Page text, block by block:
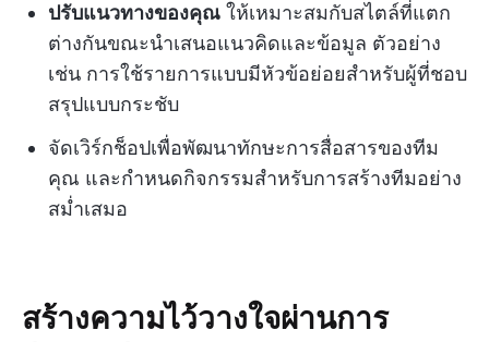
ปรับแนวทางของคุณ ให้เหมาะสมกับสไตล์ที่แตก
ต่างกันขณะนำเสนอแนวคิดและข้อมูล ตัวอย่าง
เช่น การใช้รายการแบบมีหัวข้อย่อยสำหรับผู้ที่ชอบ
สรุปแบบกระชับ
จัดเวิร์กช็อปเพื่อพัฒนาทักษะการสื่อสารของทีม
คุณ และกำหนดกิจกรรมสำหรับการสร้างทีมอย่าง
สม่ำเสมอ
สร้างความไว้วางใจผ่านการ